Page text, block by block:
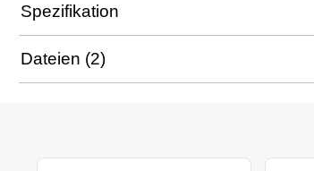
Spezifikation
Dateien (2)